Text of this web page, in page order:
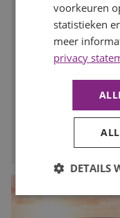
Publicatiedatum7
Mayra Wokke
Na de
beweging. Voor
te kijken en op tijd
voor de drukke
vroeg starten met
LEES MEER
voorkeuren
statistieken
meer
privacy
DETAILS